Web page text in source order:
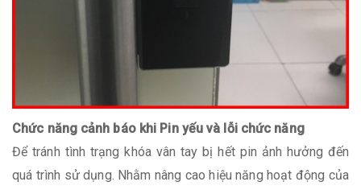
Chức năng cảnh báo khi Pin yếu và lỗi chức năng
Để tránh tình trạng khóa vân tay bị hết pin ảnh hưởng đến
quá trình sử dụng. Nhằm nâng cao hiệu năng hoạt động của